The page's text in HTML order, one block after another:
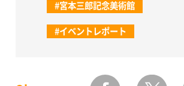
#宮本三郎記念美術館
#イベントレポート